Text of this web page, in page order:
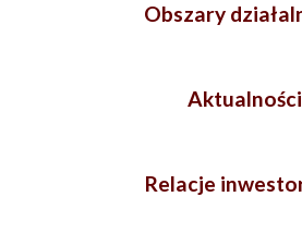
Obszary
Aktualności
Relacje